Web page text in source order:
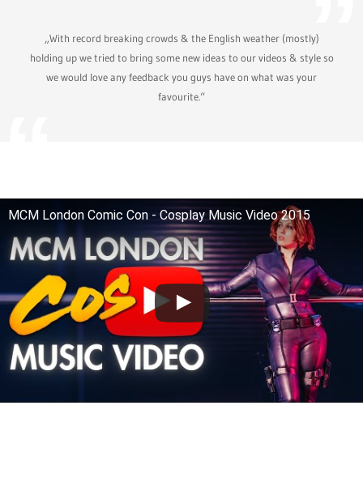
„With record breaking crowds & the English weather (mostly)
holding up we tried to bring some new ideas to our videos & style so
we would love any feedback you guys have on what was your
favourite.“
MCM London Comic Con - Cosplay Music Video 2015